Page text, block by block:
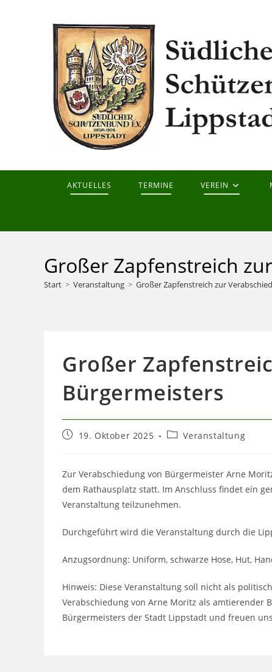
AKTUELLES TERMINE VEREIN
Großer Zapfenstreich
Start > Veranstaltung > Großer Zapfenstreich zur
Großer
Bürgermeisters
Beitrag19. Oktober 2025
Beitrags-
Veranstaltung
Zur Verabschiedung von Bürgermeister Arne
dem Rathausplatz statt. Im Anschluss findet ein
Veranstaltung teilzunehmen.
Durchgeführt wird die Veranstaltung durch die
Anzugsordnung: Uniform, schwarze Hose, Hut,
Hinweis: Diese Veranstaltung soll nicht als
Verabschiedung von Arne Moritz als amtierender
Bürgermeisters der Stadt Lippstadt und freuen